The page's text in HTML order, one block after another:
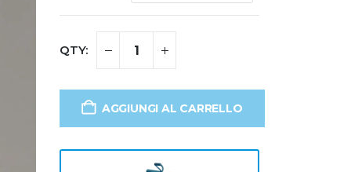
AGGIUNGI AL CARRELLO